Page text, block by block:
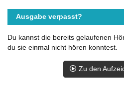
Ausgabe verpasst?
Du kannst die bereits gelaufenen
du sie einmal nicht hören konntest.
Zu den